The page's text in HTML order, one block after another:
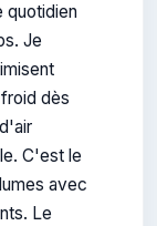
quotidien
Je
dès
C'est le
avec
Le